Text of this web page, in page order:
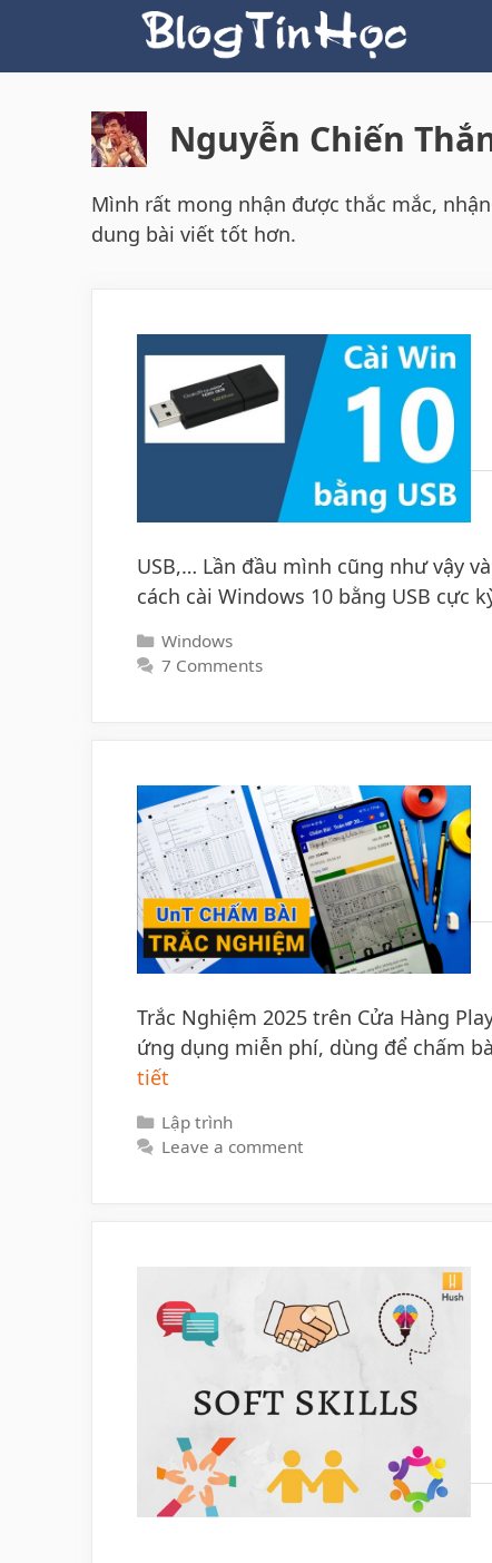
content
Nguyễn Chiến
Mình rất mong nhận được thắc mắc,
dung bài viết tốt hơn.
USB,… Lần đầu mình cũng như vậy
cách cài Windows 10 bằng USB cực
Categories
Windows
7 Comments
Trắc Nghiệm 2025 trên Cửa Hàng
ứng dụng miễn phí, dùng để chấm
tiết
Categories
Lập trình
Leave a comment